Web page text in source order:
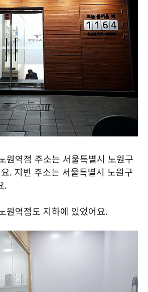
원역점 주소는 서울특별시 노원구
. 지번 주소는 서울특별시 노원구
.
원역점도 지하에 있었어요.